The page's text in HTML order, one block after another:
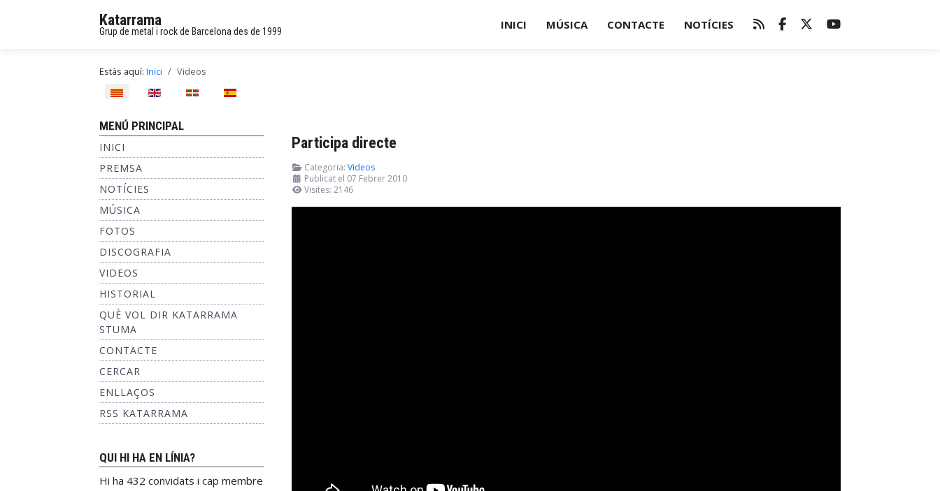
Katarrama
Grup de metal i rock de Barcelona des de 1999 INICI MÚSICA CONTACTE NOTÍCIES
Estàs aquí: Inici Videos
Seleccioni el seu idioma
MENÚ PRINCIPAL
INICI
PREMSA
NOTÍCIES
MÚSICA
FOTOS
DISCOGRAFIA
VIDEOS
HISTORIAL
QUÈ VOL DIR KATARRAMA
STUMA
CONTACTE
CERCAR
ENLLAÇOS
RSS KATARRAMA
QUI HI HA EN LÍNIA?
Hi ha 432 convidats i cap membre
Participa directe
Categoria: Videos
Publicat el 07 Febrer 2010
Visites: 2146